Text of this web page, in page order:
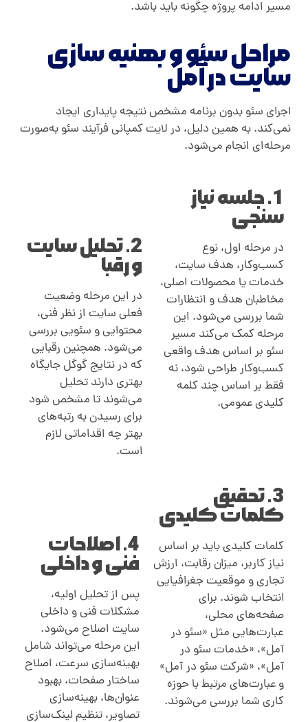
مسیر ادامه پروژه چگونه باید باشد.
مراحل سئو و بهنیه سازی
سایت در آمل
اجرای سئو بدون برنامه مشخص نتیجه پایداری ایجاد
نمی‌کند. به همین دلیل، در لایت کمپانی فرآیند سئو به‌صورت
مرحله‌ای انجام می‌شود.
1. جلسه نیاز
سنجی
در مرحله اول، نوع
کسب‌وکار، هدف سایت،
خدمات یا محصولات اصلی،
مخاطبان هدف و انتظارات
شما بررسی می‌شود. این
مرحله کمک می‌کند مسیر
سئو بر اساس هدف واقعی
کسب‌وکار طراحی شود، نه
فقط بر اساس چند کلمه
کلیدی عمومی.
2. تحلیل سایت
و رقبا
در این مرحله وضعیت
فعلی سایت از نظر فنی،
محتوایی و سئویی بررسی
می‌شود. همچنین رقبایی
که در نتایج گوگل جایگاه
بهتری دارند تحلیل
می‌شوند تا مشخص شود
برای رسیدن به رتبه‌های
بهتر چه اقداماتی لازم
است.
3. تحقیق
کلمات کلیدی
کلمات کلیدی باید بر اساس
نیاز کاربر، میزان رقابت، ارزش
تجاری و موقعیت جغرافیایی
انتخاب شوند. برای
صفحه‌های محلی،
عبارت‌هایی مثل «سئو در
آمل»، «خدمات سئو در
آمل»، «شرکت سئو در آمل»
و عبارت‌های مرتبط با حوزه
کاری شما بررسی می‌شوند.
4. اصلاحات
فنی و داخلی
پس از تحلیل اولیه،
مشکلات فنی و داخلی
سایت اصلاح می‌شود.
این مرحله می‌تواند شامل
بهینه‌سازی سرعت، اصلاح
ساختار صفحات، بهبود
عنوان‌ها، بهینه‌سازی
تصاویر، تنظیم لینک‌سازی